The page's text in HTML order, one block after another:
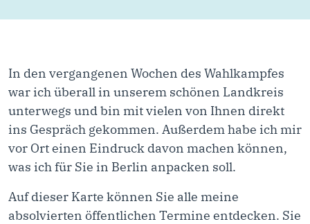
In den vergangenen Wochen des Wahlkampfes
war ich überall in unserem schönen Landkreis
unterwegs und bin mit vielen von Ihnen direkt
ins Gespräch gekommen. Außerdem habe ich mir
vor Ort einen Eindruck davon machen können,
was ich für Sie in Berlin anpacken soll.
Auf dieser Karte können Sie alle meine
absolvierten öffentlichen Termine entdecken. Sie